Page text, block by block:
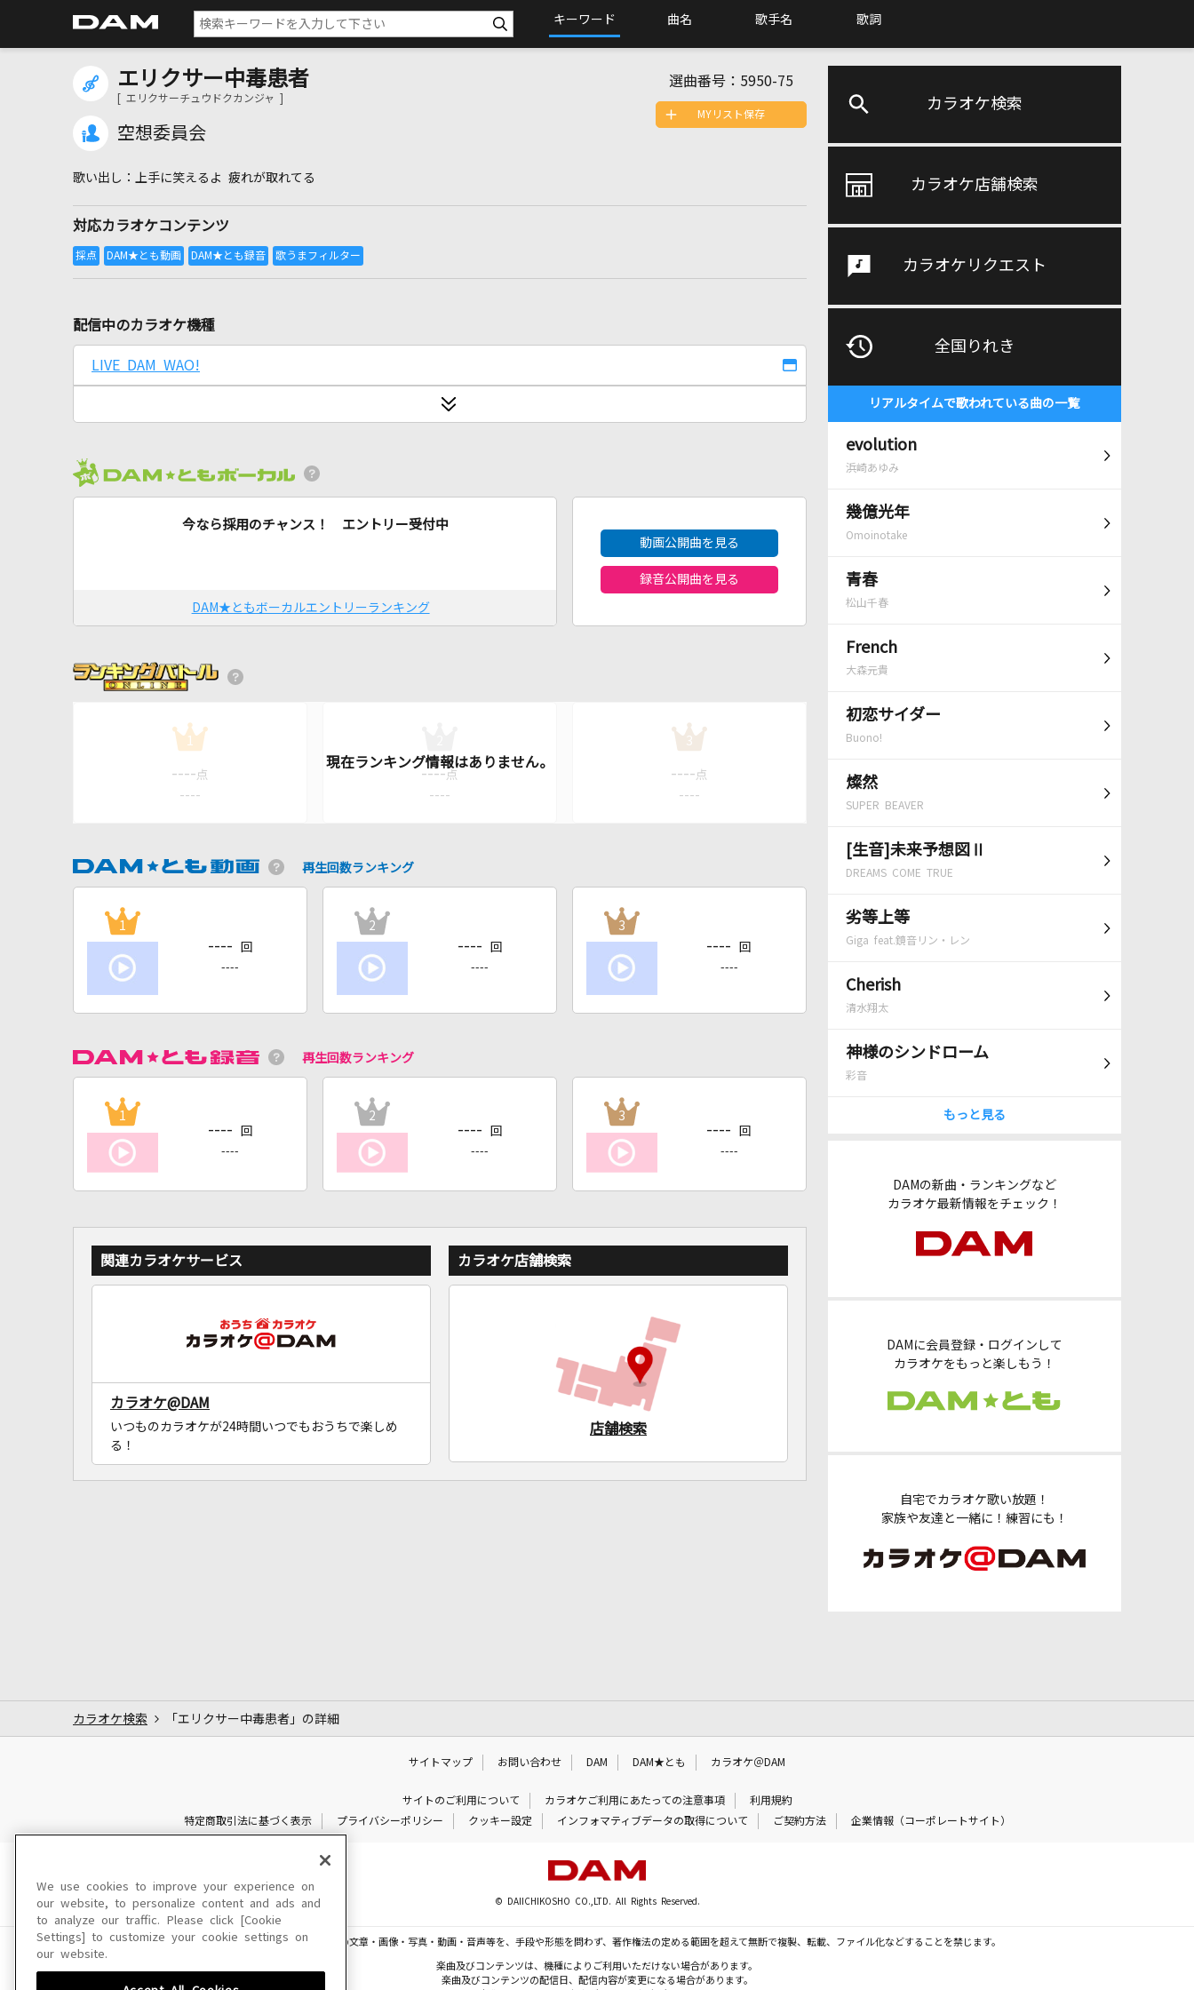
キーワード 曲名 歌手名 歌詞
カラオケ検索
カラオケ店舗検索
カラオケリクエスト
全国りれき
リアルタイムで歌われている曲の一覧
evolution
浜崎あゆみ
幾億光年
Omoinotake
青春
松山千春
French
大森元貴
初恋サイダー
Buono!
燦然
SUPER BEAVER
[生音]未来予想図Ⅱ
DREAMS COME TRUE
劣等上等
Giga feat.鏡音リン・レン
Cherish
清水翔太
神様のシンドローム
彩音
もっと見る
DAMの新曲・ランキングなど
カラオケ最新情報をチェック！
DAMに会員登録・ログインして
カラオケをもっと楽しもう！
自宅でカラオケ歌い放題！
家族や友達と一緒に！練習にも！
エリクサー中毒患者
[ エリクサーチュウドクカンジャ ]
空想委員会
選曲番号： 5950-75
上手に笑えるよ 疲れが取れてる
対応カラオケコンテンツ
MYリスト保存
配信中のカラオケ機種
LIVE DAM WAO!
今なら採用のチャンス！ エントリー受付中
DAM★ともボーカルエントリーランキング
動画公開曲を見る
録音公開曲を見る
1
---- 点
----
---- 点
----
3
---- 点
----
再生回数ランキング
1
---- 回
----
2
---- 回
----
3
---- 回
----
再生回数ランキング
1
---- 回
----
2
---- 回
----
3
---- 回
----
関連カラオケサービス
カラオケ@DAM
いつものカラオケが24時間いつでもおうちで楽しめ
る！
カラオケ店舗検索
店舗検索
カラオケ検索 「エリクサー中毒患者」の詳細
サイトマップ お問い合わせ DAM DAM★とも カラオケ＠DAM
サイトのご利用について カラオケご利用にあたっての注意事項
利用規約
特定商取引法に基づく表示
プライバシーポリシー クッキー設定 インフォマティブデータの取得について ご契約方法 企業情報（コーポレートサイト）
© DAIICHIKOSHO CO.,LTD. All Rights Reserved.
このサイトに掲載されている一切の文章・画像・写真・動画・音声等を、手段や形態を問わず、著作権法の定める範囲を超えて無断で複製、転載、ファイル化などすることを禁じます。
楽曲及びコンテンツは、機種によりご利用いただけない場合があります。
楽曲及びコンテンツの配信日、配信内容が変更になる場合があります。
We use cookies to improve your experience on
our website, to personalize content and ads and
to analyze our traffic. Please click [Cookie
Settings] to customize your cookie settings on
our website.